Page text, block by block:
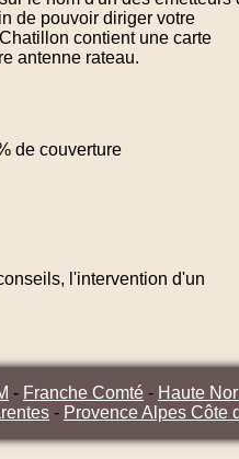
de pouvoir diriger votre
contient une carte
antenne rateau.
de couverture
l'intervention d'un
- Franche Comté - Haute
- Provence Alpes Côte